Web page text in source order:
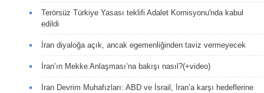
Terörsüz Türkiye Yasası teklifi Adalet Komisyonu'nda kabul
edildi
İran diyaloğa açık, ancak egemenliğinden taviz vermeyecek
İran’ın Mekke Anlaşması’na bakışı nasıl?(+video)
İran Devrim Muhafızları: ABD ve İsrail, İran’a karşı hedeflerine